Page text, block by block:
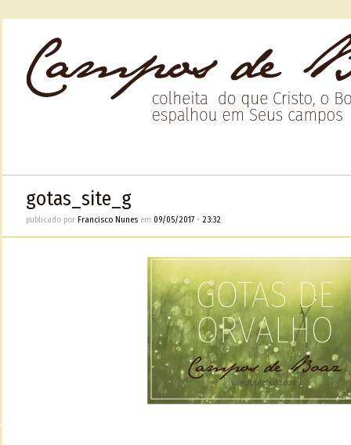
gotas_site_g
publicado por Francisco Nunesem 09/05/2017• 23:32